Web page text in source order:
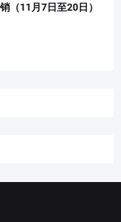
（11月7日至20日）